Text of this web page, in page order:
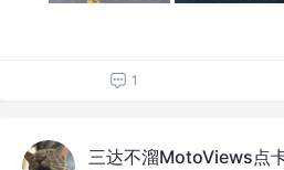
1
三达不溜MotoViews点